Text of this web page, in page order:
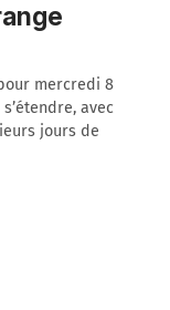
mercredi 8
avec
jours de